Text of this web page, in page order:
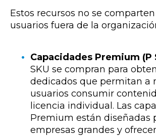
Estos recursos no se
usuarios fuera de la
Capacidades Premium (P
SKU se compran para
dedicados que permitan a
usuarios consumir
licencia individual. Las
Premium están diseñadas
empresas grandes y